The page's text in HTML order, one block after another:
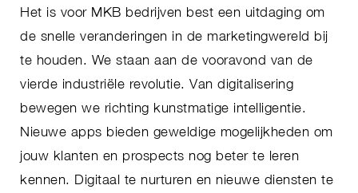
Het is voor MKB bedrijven best een uitdaging om
de snelle veranderingen in de marketingwereld bij
te houden. We staan aan de vooravond van de
vierde industriële revolutie. Van digitalisering
bewegen we richting kunstmatige intelligentie.
Nieuwe apps bieden geweldige mogelijkheden om
jouw klanten en prospects nog beter te leren
kennen. Digitaal te nurturen en nieuwe diensten te